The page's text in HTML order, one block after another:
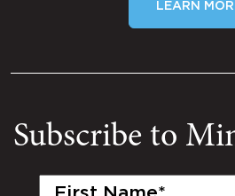
LEARN
Subscribe to
First